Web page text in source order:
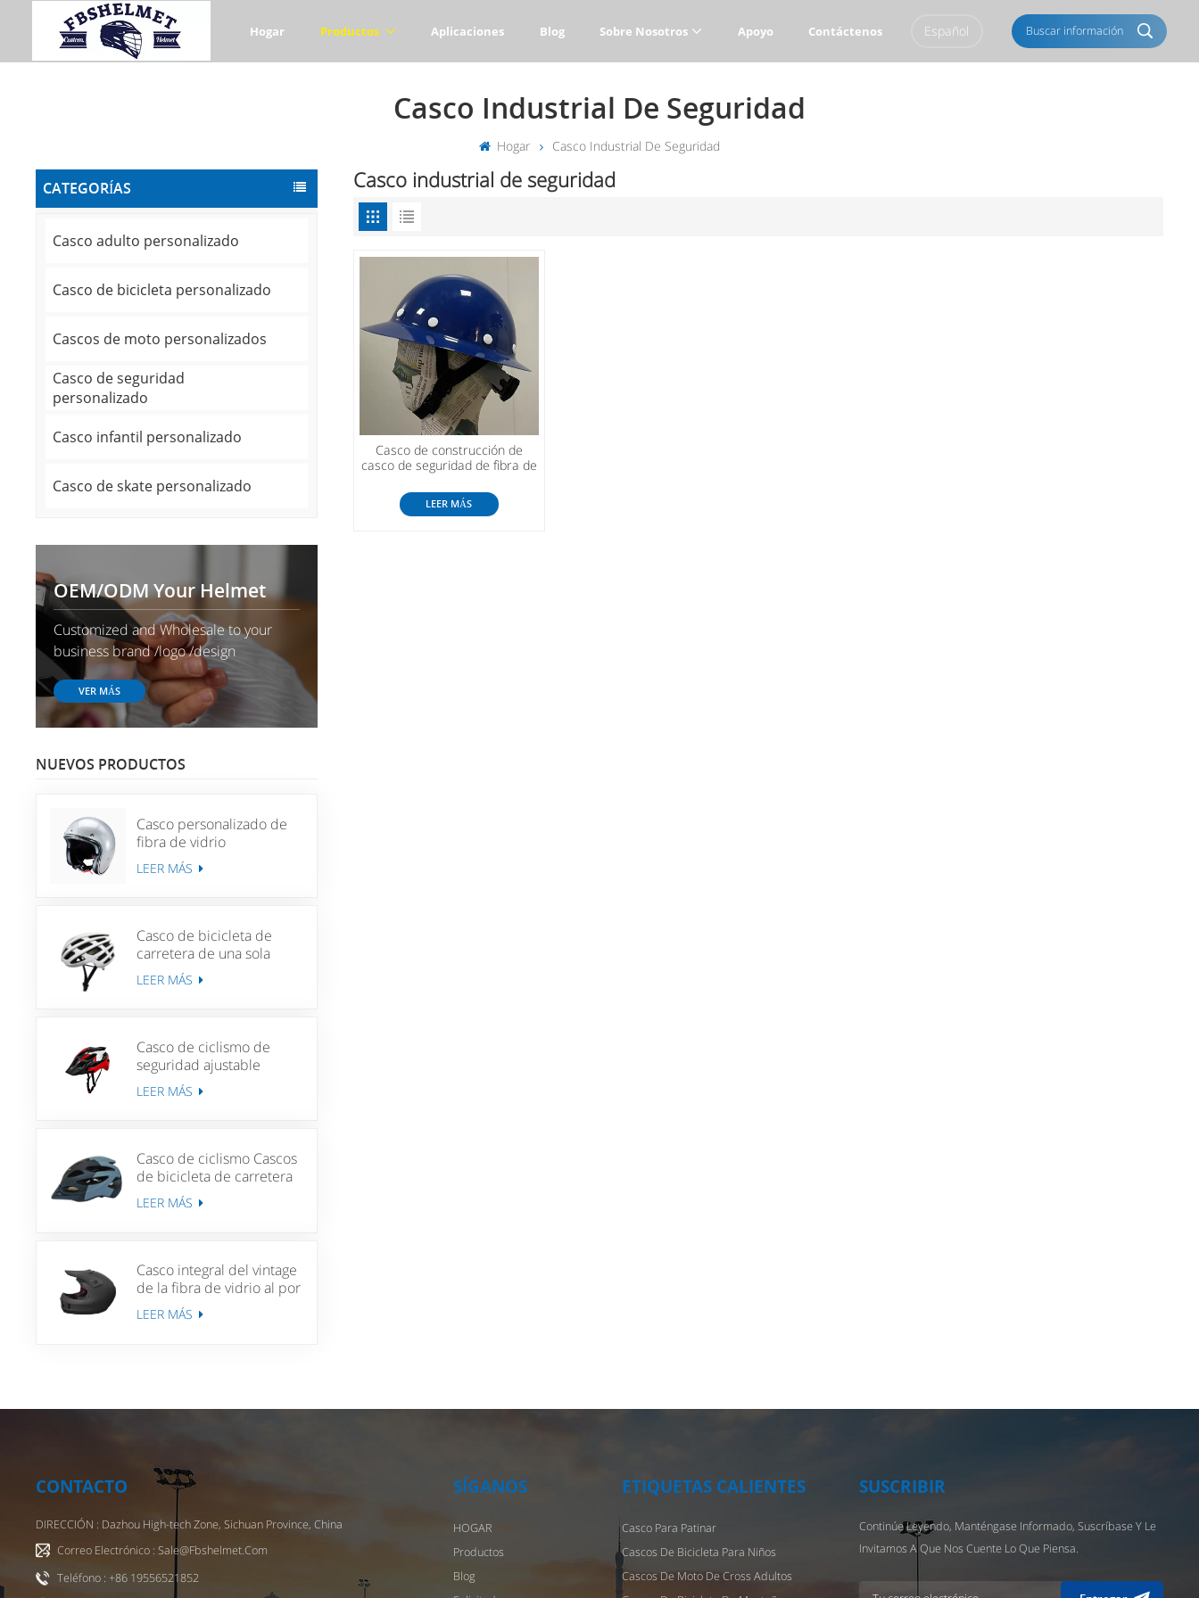
Hogar Productos Aplicaciones Blog Sobre Nosotros Apoyo Contáctenos Español Buscar información
Casco Industrial De Seguridad
Hogar Casco Industrial De Seguridad
CATEGORÍAS
Casco adulto personalizado
Casco de bicicleta personalizado
Cascos de moto personalizados
Casco de seguridad
personalizado
Casco infantil personalizado
Casco de skate personalizado
OEM/ODM Your Helmet
Customized and Wholesale to your
business brand /logo /design
VER MÁS
NUEVOS PRODUCTOS
Casco personalizado de
fibra de vidrio
personalizado casco de
motociclista
LEER MÁS
Casco de bicicleta de
carretera de una sola
pieza para adultos, casco
de aventura para ciclismo
LEER MÁS
Casco de ciclismo de
seguridad ajustable
Unisex MTB ciclismo
cuesta abajo bicicleta de
LEER MÁS
Casco de ciclismo Cascos
de bicicleta de carretera
de carrera para hombres
Mujeres MTB Casco de
LEER MÁS
Casco integral del vintage
de la fibra de vidrio al por
mayor para los cascos de
Moto de la vespa
LEER MÁS
Casco industrial de seguridad
Casco de construcción de
casco de seguridad de fibra de
LEER MÁS
CONTACTO
DIRECCIÓN : Dazhou High-tech Zone, Sichuan Province, China
Correo Electrónico : Sale@fbshelmet.com
Teléfono : +86 19556521852
SÍGANOS
HOGAR
Productos
Blog
ETIQUETAS CALIENTES
Casco Para Patinar
Cascos De Bicicleta Para Niños
Cascos De Moto De Cross Adultos
SUSCRIBIR
Continúe Leyendo, Manténgase Informado, Suscríbase Y Le
Invitamos A Que Nos Cuente Lo Que Piensa.